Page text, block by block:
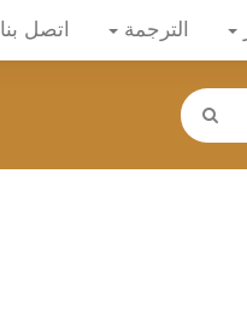
الترجمة اتصل بنا